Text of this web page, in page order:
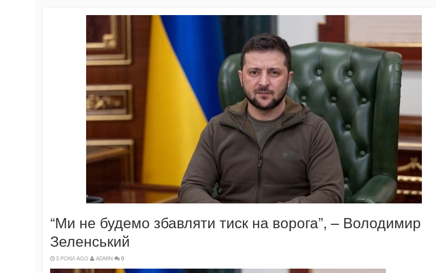
“Ми не будемо збавляти тиск на ворога”, – Володимир
Зеленський
3 РОКИ AGO ADMIN 0